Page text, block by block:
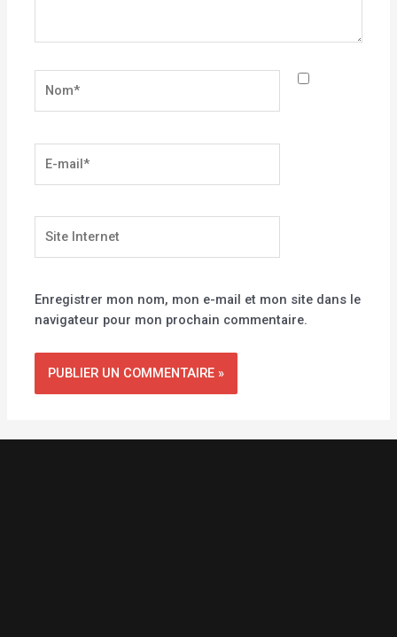
mail*
Internet
Enregistrer mon nom, mon e-mail et mon site dans le
navigateur pour mon prochain commentaire.